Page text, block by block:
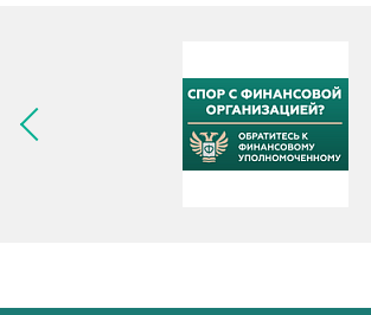
Следующее изображение